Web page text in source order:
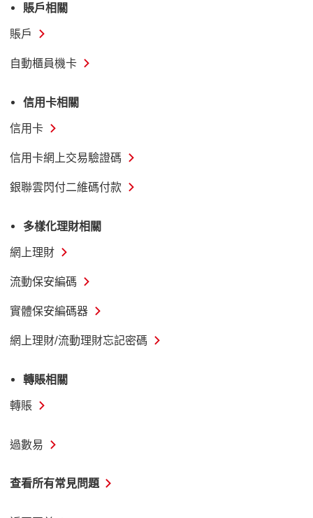
頁
面
滙
豐
頁
面
這
結
將
會
啟
新
視
窗
賬戶相關
賬戶
自動櫃員機卡
信用卡相關
信用卡
信用卡網上交易驗證碼
銀聯雲閃付二維碼付款
多樣化理財相關
網上理財
流動保安編碼
實體保安編碼器
網上理財/流動理財忘記密碼
轉賬相關
轉賬
過數易
查看所有常見問題